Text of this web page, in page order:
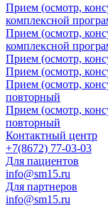
Прием (осмотр,
комплексной
Прием (осмотр,
комплексной
Прием (осмотр,
Прием (осмотр,
Прием (осмотр,
повторный
Прием (осмотр,
повторный
Контактный центр
+7(8672) 77-03-03
Для пациентов
info@sm15.ru
Для партнеров
info@sm15.ru